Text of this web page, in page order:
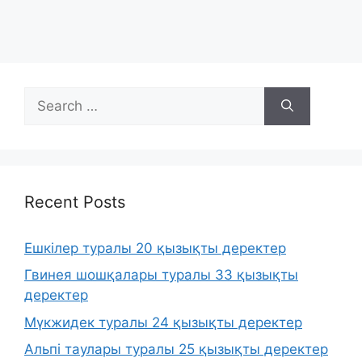
for:
Recent Posts
Ешкілер туралы 20 қызықты деректер
Гвинея шошқалары туралы 33 қызықты
деректер
Мүкжидек туралы 24 қызықты деректер
Альпі таулары туралы 25 қызықты деректер